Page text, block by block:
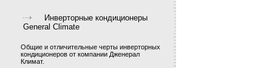
Инверторные кондиционеры
General Climate
Общие и отличительные черты инверторных
кондиционеров от компании Дженерал
Климат.